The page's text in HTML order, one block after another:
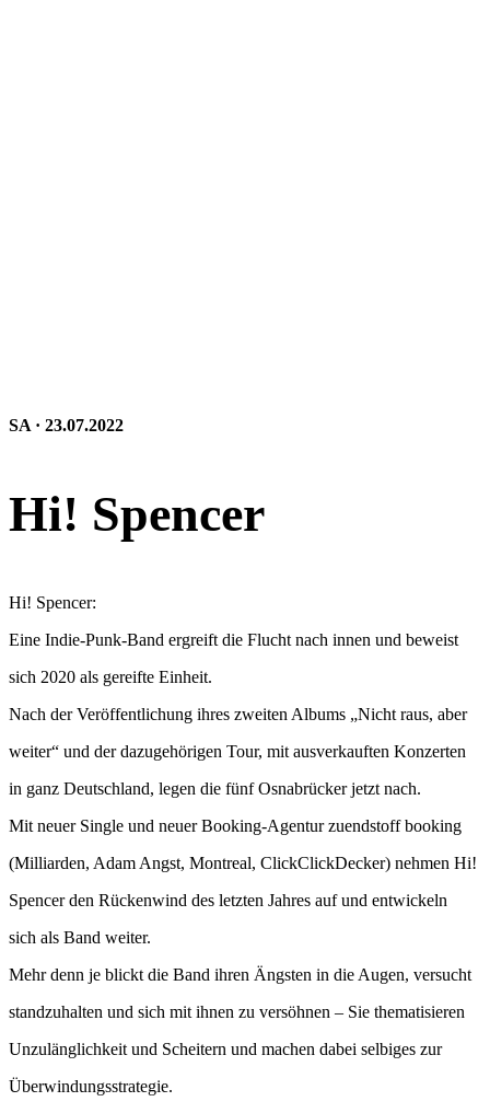
SA · 23.07.2022
Hi! Spencer
Hi! Spencer:
Eine Indie-Punk-Band ergreift die Flucht nach innen und beweist
sich 2020 als gereifte Einheit.
Nach der Veröffentlichung ihres zweiten Albums „Nicht raus, aber
weiter“ und der dazugehörigen Tour, mit ausverkauften Konzerten
in ganz Deutschland, legen die fünf Osnabrücker jetzt nach.
Mit neuer Single und neuer Booking-Agentur zuendstoff booking
(Milliarden, Adam Angst, Montreal, ClickClickDecker) nehmen Hi!
Spencer den Rückenwind des letzten Jahres auf und entwickeln
sich als Band weiter.
Mehr denn je blickt die Band ihren Ängsten in die Augen, versucht
standzuhalten und sich mit ihnen zu versöhnen – Sie thematisieren
Unzulänglichkeit und Scheitern und machen dabei selbiges zur
Überwindungsstrategie.